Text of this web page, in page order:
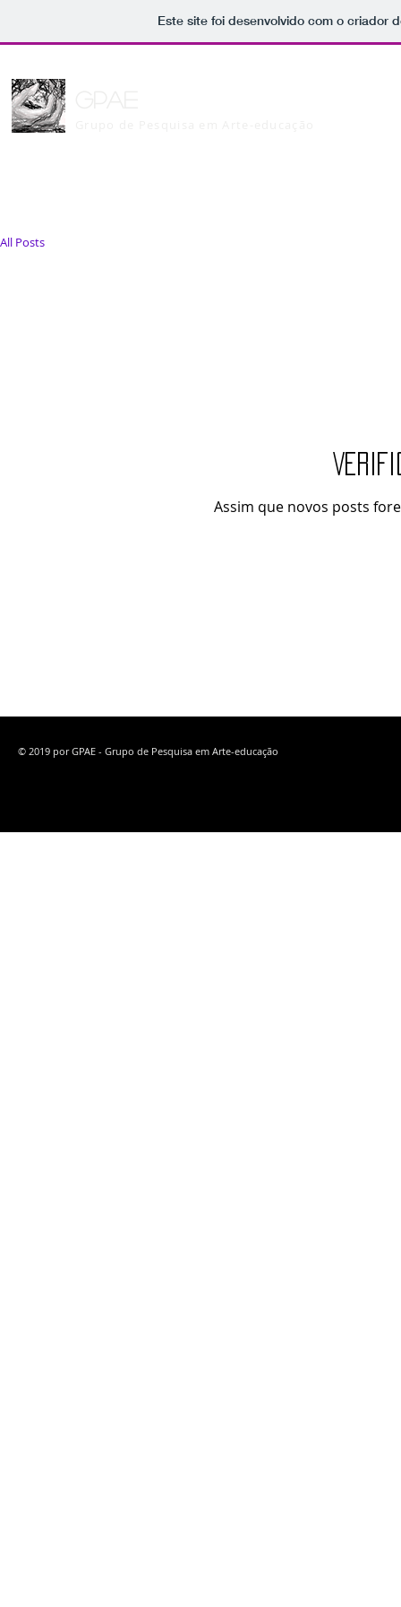
Este site foi desenvolvido com o criador
All Posts
Assim que novos posts
© 2019 por GPAE - Grupo de Pesquisa em Arte-educação